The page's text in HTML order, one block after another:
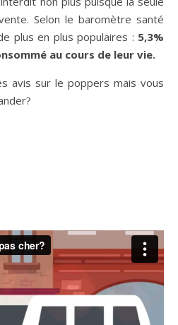
Selon le baromètre santé
plus en plus populaires : 5,3%
au cours de leur vie.
avis sur le poppers mais vous